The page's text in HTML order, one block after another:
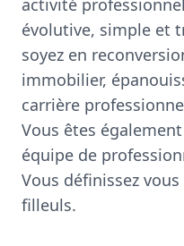
activité
évolutive, simple et
soyez en
immobilier,
carrière
Vous êtes
équipe de
Vous définissez
filleuls.